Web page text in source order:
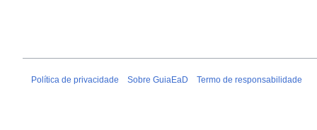
Política de privacidade Sobre GuiaEaD Termo de responsabilidade